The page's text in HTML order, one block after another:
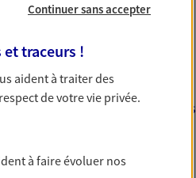
sur-Seine
professionnel en assurance,
experts se trouvent à deux pas
à vos attentes et vous feront
Continuer sans accepter
et traceurs !
aident à traiter des
de votre vie privée.
à faire évoluer nos